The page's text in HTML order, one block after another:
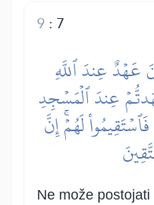
7
:
9
عِندَ ٱللَّهِ
عِندَ ٱلۡمَسۡجِدِ
لَهُمۡۚ إِنَّ
Ne može